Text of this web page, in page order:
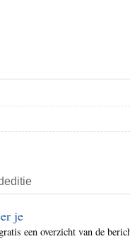
je
een overzicht van de